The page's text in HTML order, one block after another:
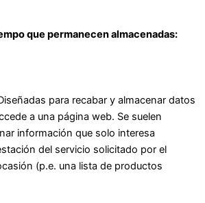
que permanecen almacenadas:
para recabar y almacenar datos
a una página web. Se suelen
información que solo interesa
del servicio solicitado por el
(p.e. una lista de productos